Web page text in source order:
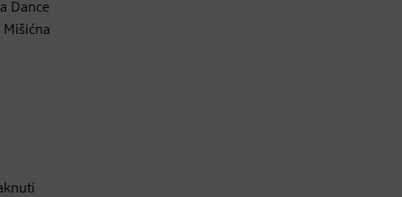
Dance